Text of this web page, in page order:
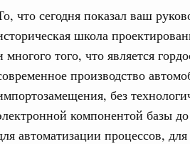
что сегодня показал ваш
школа
многого того, что является
производство
без
компонентой базы
автоматизации процессов,
колледжей и
экономический союз.
Оверчука по